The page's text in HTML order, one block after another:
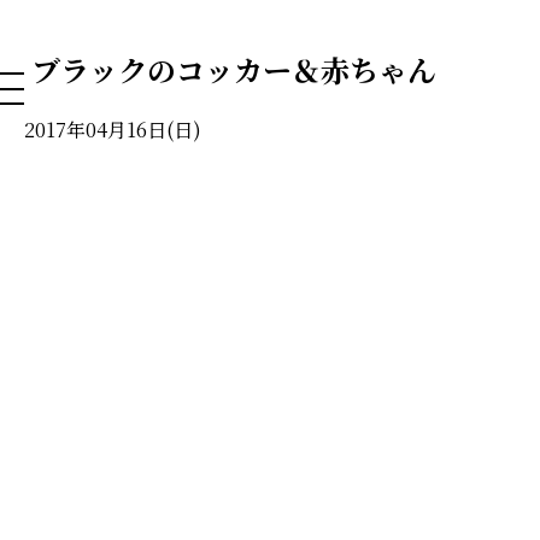
NAHA DOG GROOMING SCHOOL
ブラックのコッカー＆赤ちゃん
2017年04月16日(日)